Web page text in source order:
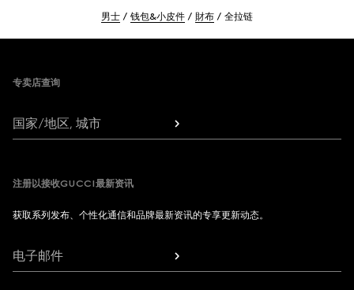
男士 钱包&小皮件 財布 全拉链
专卖店查询
国家/地区, 城市
注册以接收GUCCI最新资讯
获取系列发布、个性化通信和品牌最新资讯的专享更新动态。
电子邮件